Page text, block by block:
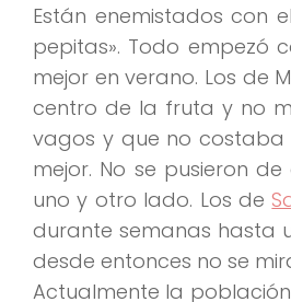
Están enemistados con
pepitas». Todo empezó
mejor en verano. Los de
centro de la fruta y no
vagos y que no
mejor. No se pusieron
uno y otro lado. Los de
durante semanas hasta
desde entonces no se
Actualmente la